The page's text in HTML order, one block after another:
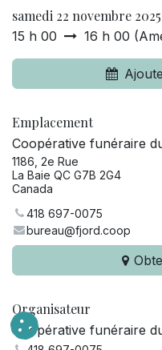
samedi 22 novembre 2025
15 h 00 16 h 00 (
Emplacement
Coopérative funéraire
1186, 2e Rue
La Baie QC G7B 2G4
Canada
418 697-0075
bureau@fjord.coop
Organisateur
Coopérative funéraire